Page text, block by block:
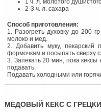
1 ч. л. молотого
2-3 ч. л. сахара
Способ приготовления:
1. Разогреть духовку до 200
молоко и мед.
2. Добавить муку,
формочкам и посыпать сверху
3. Запекать 20 мин, пока
подавать.
Подавать холодными или
МЕДОВЫЙ КЕКС С